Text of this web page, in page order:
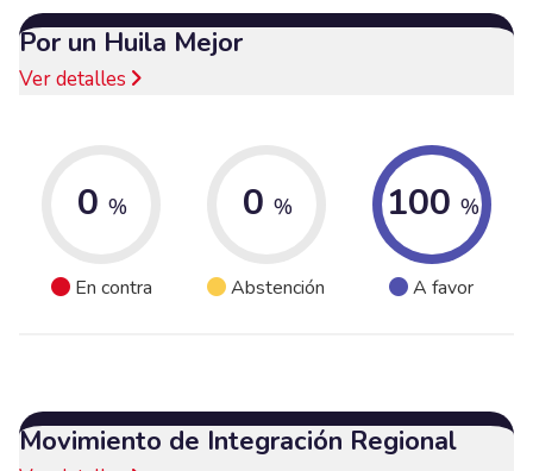
Por un Huila Mejor
Ver detalles
0 %
En contra
0 %
Abstención
100 %
A favor
Movimiento de Integración Regional